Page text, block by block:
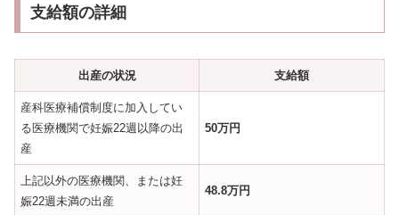
支給額の詳細
出産の状況 支給額
産科医療補償制度に加入してい
る医療機関で妊娠22週以降の出
産
50万円
上記以外の医療機関、または妊
娠22週未満の出産
48.8万円